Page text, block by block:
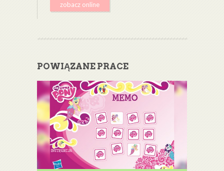
zobacz online
POWIĄZANE PRACE